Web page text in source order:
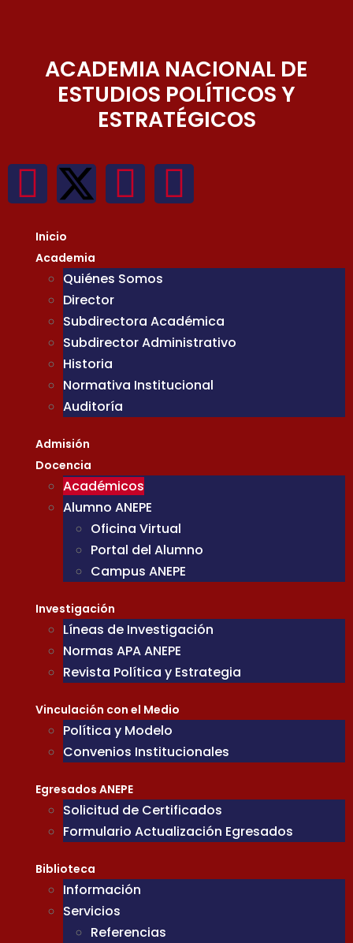
ACADEMIA NACIONAL DE
ESTUDIOS POLÍTICOS Y
ESTRATÉGICOS
Inicio
Academia
Quiénes Somos
Director
Subdirectora Académica
Subdirector Administrativo
Historia
Normativa Institucional
Auditoría
Admisión
Docencia
Académicos
Alumno ANEPE
Oficina Virtual
Portal del Alumno
Campus ANEPE
Investigación
Líneas de Investigación
Normas APA ANEPE
Revista Política y Estrategia
Vinculación con el Medio
Política y Modelo
Convenios Institucionales
Egresados ANEPE
Solicitud de Certificados
Formulario Actualización Egresados
Biblioteca
Información
Servicios
Referencias